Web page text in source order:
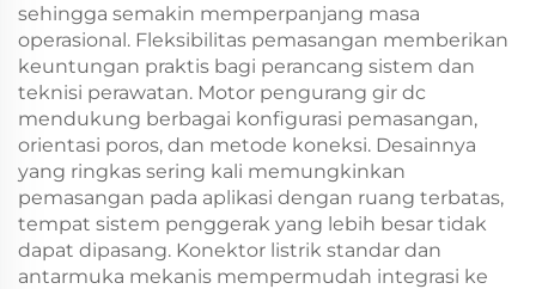
sehingga semakin memperpanjang masa
operasional. Fleksibilitas pemasangan memberikan
keuntungan praktis bagi perancang sistem dan
teknisi perawatan. Motor pengurang gir dc
mendukung berbagai konfigurasi pemasangan,
orientasi poros, dan metode koneksi. Desainnya
yang ringkas sering kali memungkinkan
pemasangan pada aplikasi dengan ruang terbatas,
tempat sistem penggerak yang lebih besar tidak
dapat dipasang. Konektor listrik standar dan
antarmuka mekanis mempermudah integrasi ke